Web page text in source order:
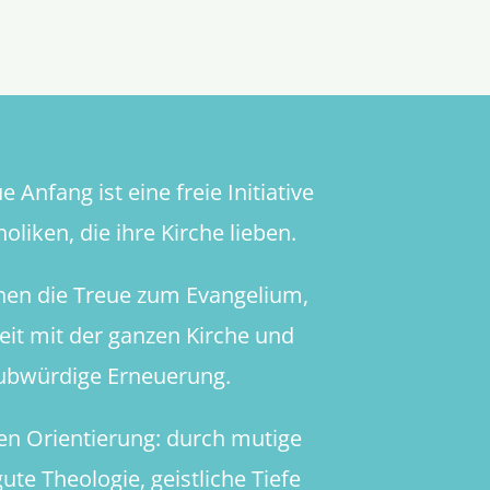
Anfang ist eine freie Initiative
die ihre Kirche lieben.
die Treue zum Evangelium,
mit der ganzen Kirche und
Erneuerung.
Orientierung: durch mutige
Theologie, geistliche Tiefe